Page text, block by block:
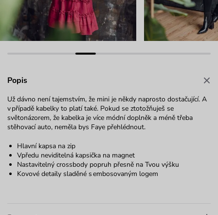
Popis
Už dávno není tajemstvím, že mini je někdy naprosto dostačující. A
v případě kabelky to platí také. Pokud se ztotožňuješ se
světonázorem, že kabelka je více módní doplněk a méně třeba
stěhovací auto, neměla bys Faye přehlédnout.
Hlavní kapsa na zip
Vpředu neviditelná kapsička na magnet
Nastavitelný crossbody popruh přesně na Tvou výšku
Kovové detaily sladěné s embosovaným logem